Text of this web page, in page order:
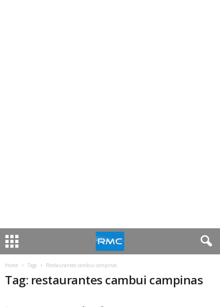
Home Tags Restaurantes cambui campinas
Tag: restaurantes cambui campinas